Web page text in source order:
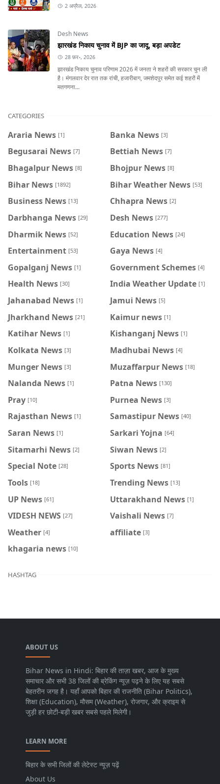
2 अप्रैल, 2026
Desh News
झारखंड निकाय चुनाव में BJP का जादू, बड़ा अपडेट
28 फ़र॰, 2026
झारखंड निकाय चुनाव परिणाम 2026 में जनता ने शहरों की सरकार चुन ली
है। मंगलवार देर रात तक रांची, हजारीबाग, जमशेदपुर समेत कई शहरों में
मतगणना...
CATEGORIES
Araria News [1] Banka News [3]
Begusarai News [7] Bettiah News [7]
Bhagalpur News [8] Bhojpur News [8]
Bihar News [1892] Bihar Weather News [53]
Business News [13] Chhapra News [2]
Darbhanga News [29] Desh News [277]
Dharmik News [52] Education News [24]
Entertainment [53] Gaya News [4]
Gopalganj News [1] Government Schemes [4]
Health News [30] India Weather Update [1]
Jahanabad News [1] Jamui News [5]
Jharkhand News [21] Kaimur news [1]
Katihar News [1] Kishanganj News [1]
Kolkata News [3] Madhubai News [4]
Munger News [3] Muzaffarpur News [18]
Nalanda News [1] Patna News [130]
Pray [10] Purnea News [3]
Rajasthan News [1] Samastipur News [40]
Saran News [1] Sarkari Yojna [64]
Sitamarhi News [2] Siwan News [2]
Special Note [28] Sports News [81]
Tools [18] Trending News [13]
UP News [61] Uttarakhand News [1]
VIDESH NEWS [27] Vaishali News [7]
Weather [4] affiliate [3]
khagaria news [10]
HASHTAG
ABOUT US
Bihar News in Hindi: बिहार की ताज़ा खबर, आज के मुख्य
समाचार और सभी 38 जिलों की ब्रेकिंग न्यूज़ पढ़ने के लिए यह सबसे
बेहतरीन जगह है। यहाँ आपको बिहार की राजनीति (Bihar Politics),
शिक्षा (Education), मौसम (Weather), रोजगार, और क्राइम से
जुड़ी हर छोटी-बड़ी खबर सबसे पहले मिलेगी।
LEARN MORE
बिहार के सभी जिलों की लेटेस्ट न्यूज़ पढ़ें
About Us